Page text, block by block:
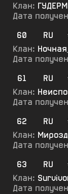
Клан:
Дата
60
RU
Клан:
Дата
61
RU
Клан:
Дата
62
RU
Клан:
Дата
63
RU
Клан:
Дата